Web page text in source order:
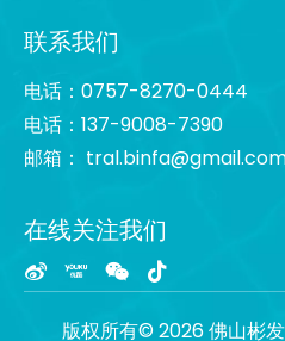
联系我们
电话：0757-8270-0444
电话：137-9008-7390
邮箱：
在线关注我们
版权所有© 2026佛山彬